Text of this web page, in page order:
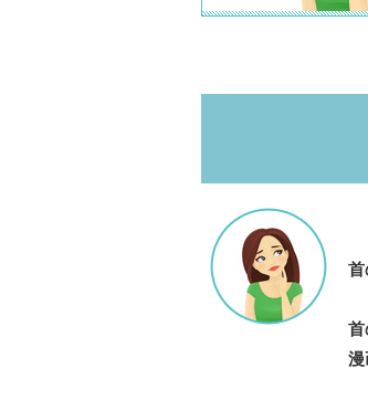
首
首
漫